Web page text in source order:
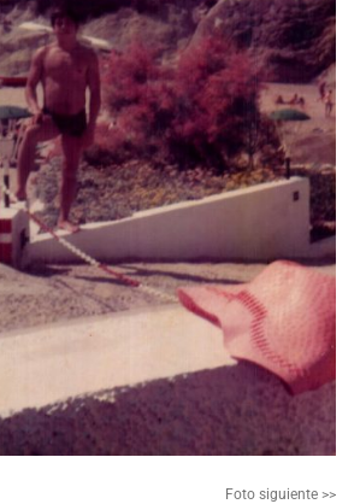
Foto siguiente >>